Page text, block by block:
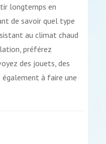
longtemps en
de savoir quel type
au climat chaud
préférez
des jouets, des
à faire une